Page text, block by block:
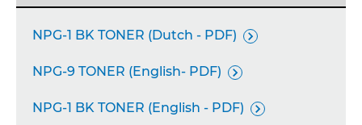
NPG-1 BK TONER (Dutch - PDF) 
NPG-9 TONER (English- PDF) 
NPG-1 BK TONER (English - PDF) 